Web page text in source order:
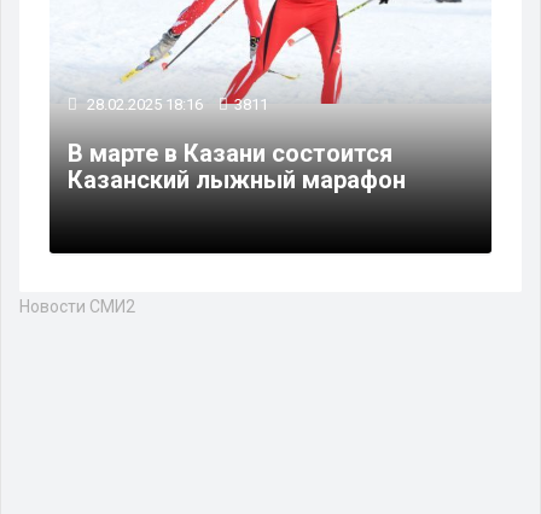
28.02.2025 18:16 3811
В марте в Казани состоится
Казанский лыжный марафон
Новости СМИ2